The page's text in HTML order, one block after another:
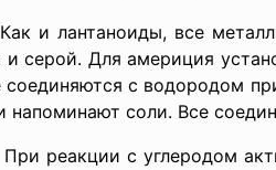
все металлы-
серой. Для америция
соединяются с водородом
напоминают соли. Все
с углеродом